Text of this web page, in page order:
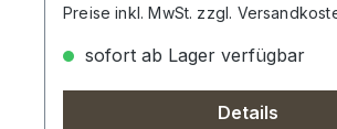
Preise inkl. MwSt. zzgl.
sofort ab Lager verfügbar
Details